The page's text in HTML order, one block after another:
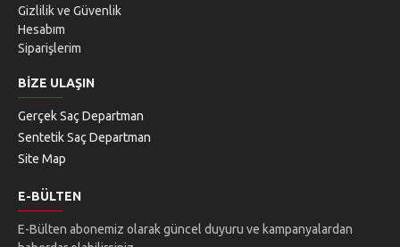
Gizlilik ve Güvenlik
Hesabım
Siparişlerim
BIZE ULAŞIN
Gerçek Saç Departman
Sentetik Saç Departman
Site Map
E-BÜLTEN
E-Bülten abonemiz olarak güncel duyuru ve kampanyalardan